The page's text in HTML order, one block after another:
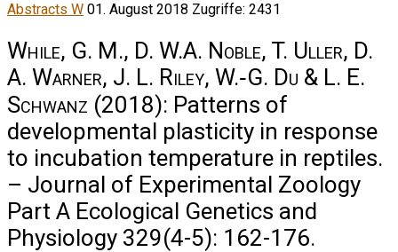
Abstracts W 01. August 2018 Zugriffe: 2431
While, G. M., D. W.A. Noble, T. Uller, D.
A. Warner, J. L. Riley, W.‐G. Du & L. E.
Schwanz (2018): Patterns of
developmental plasticity in response
to incubation temperature in reptiles.
– Journal of Experimental Zoology
Part A Ecological Genetics and
Physiology 329(4-5): 162-176.